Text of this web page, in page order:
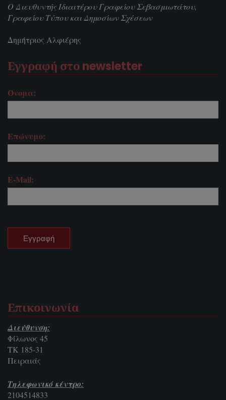
Ο Διευθυντής Ιδιαιτέρου Γραφείου Σεβασμιωτάτου,
Γραφείου Τύπου και Δημοσίων Σχέσεων
Δημήτριος Αλφιέρης
Εγγραφή στο newsletter
Όνομα:
Επώνυμο:
E-Mail:
Επικοινωνία
Διεύθυνση:
Φίλωνος 45
ΤΚ 185-31
Πειραιάς
Τηλεφωνικό κέντρο:
2104514833